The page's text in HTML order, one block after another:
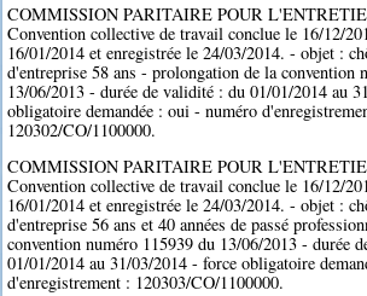
COMMISSION PARITAIRE POUR
Convention collective de travail conclue le 16/12/
16/01/2014 et enregistrée le 24/03/2014. - objet :
d'entreprise 58 ans - prolongation de la convention
13/06/2013 - durée de validité : du 01/01/2014 au
obligatoire demandée : oui - numéro
120302/CO/1100000.
COMMISSION PARITAIRE POUR
Convention collective de travail conclue le 16/12/
16/01/2014 et enregistrée le 24/03/2014. - objet :
d'entreprise 56 ans et 40 années de passé
convention numéro 115939 du 13/06/2013 - durée
01/01/2014 au 31/03/2014 - force obligatoire
d'enregistrement : 120303/CO/1100000.